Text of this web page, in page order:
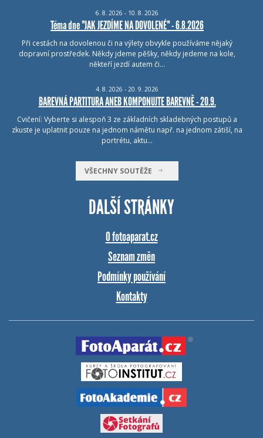
6. 8. 2026 - 10. 8. 2026
Téma dne "JAK JEZDÍME NA DOVOLENÉ" - 6.8.2026
Při cestách na dovolenou či na výlety obvykle používáme nějaký
dopravní prostředek. Někdy jdeme pěšky, někdy jedeme na kole,
někteří jezdí autem či…
4. 8. 2026 - 20. 9. 2026
BAREVNÁ PARTITURA ANEB KOMPONUJTE BAREVNĚ - 20.9.
Cvičení: Vyberte si alespoň 3 ze základních skladebných postupů a
zkuste je uplatnit pouze na jednom námětu např. na jednom zátiší, na
portrétu, aktu…
VŠECHNY SOUTĚŽE
DALŠÍ STRÁNKY
O fotoaparat.cz
Seznam změn
Podmínky používání
Kontakty